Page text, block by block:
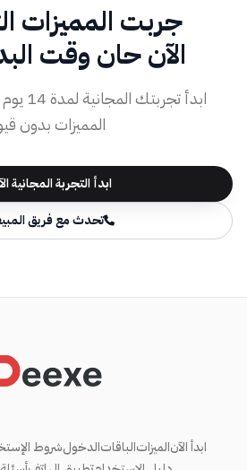
جربت المميزات
الآن حان وقت
ابدأ
المميزات بدون
ابدأ التجربة المجانية
تحدث مع فريق
ابدأ الآنالميزاتالباقاتالدخولشروط